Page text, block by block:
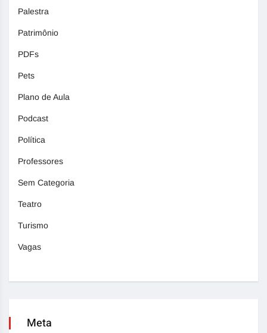
Palestra
Patrimônio
PDFs
Pets
Plano de Aula
Podcast
Política
Professores
Sem Categoria
Teatro
Turismo
Vagas
Meta